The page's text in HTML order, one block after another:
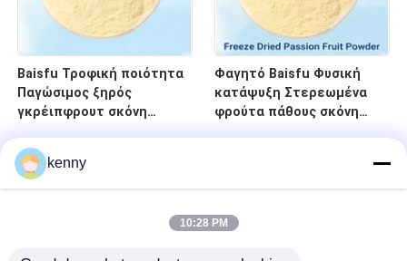
Baisfu Τροφική ποιότητα
Παγώσιμος ξηρός
γκρέιπφρουτ σκόνη
κόκκινος γκρέιπφρουτ
σκόνη φρούτων για τη
μαγειρική ποτών
Φαγητό Baisfu Φυσική
κατάψυξη Στερεωμένα
φρούτα πάθους σκόνη
γαλακτοκομικά προϊόντα
kenny
10:28 PM